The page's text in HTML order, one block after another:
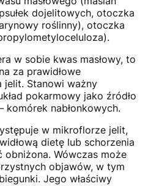
dojelitowych, otoczka
roślinny), otoczka
w sobie kwas masłowy, to
za prawidłowe
jelit. Stanowi ważny
pokarmowy jako źródło
nabłonkowych.
w mikroflorze jelit,
dietę lub schorzenia
Wówczas może
objawów, w tym
Jego właściwy